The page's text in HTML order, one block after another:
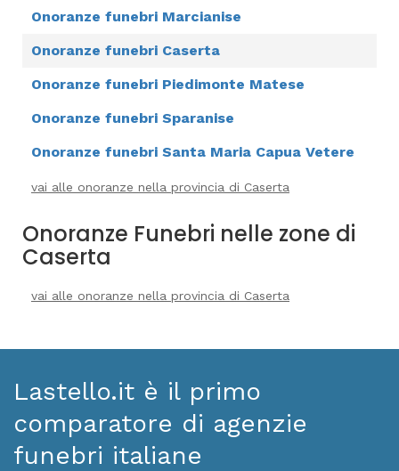
Onoranze funebri Marcianise
Onoranze funebri Caserta
Onoranze funebri Piedimonte Matese
Onoranze funebri Sparanise
Onoranze funebri Santa Maria Capua Vetere
vai alle onoranze nella provincia di Caserta
Onoranze Funebri nelle zone di
Caserta
vai alle onoranze nella provincia di Caserta
Lastello.it è il primo
comparatore di agenzie
funebri italiane